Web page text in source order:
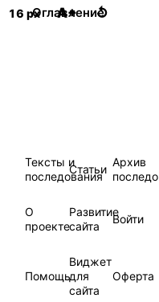
16 px A+ ↺
Оглавление
Тексты и
последования
Статьи
Архив
О
проекте
Развитие
сайта
Войти
Помощь
Виджет
для
сайта
Оферта